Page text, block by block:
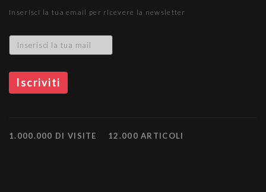
Inserisci la tua email per ricevere la newsletter
1.000.000 DI VISITE 12.000 ARTICOLI